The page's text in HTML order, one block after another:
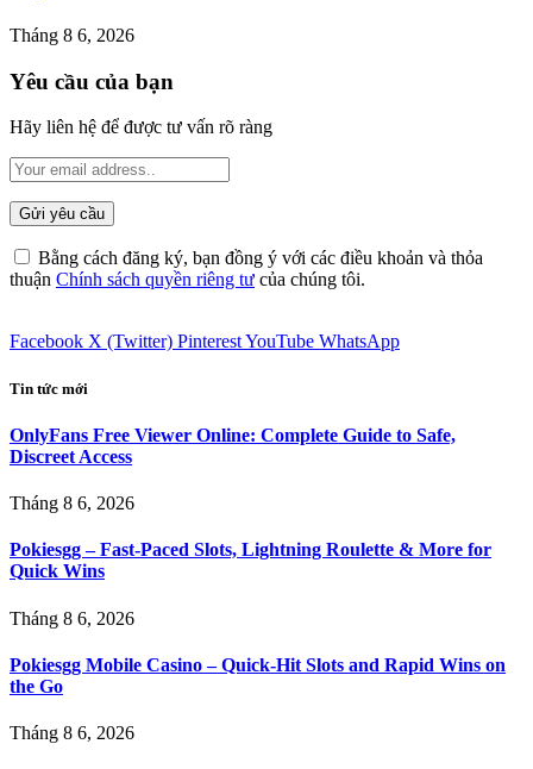
Tháng 8 6, 2026
Yêu cầu của bạn
Hãy liên hệ để được tư vấn rõ ràng
Bằng cách đăng ký, bạn đồng ý với các điều khoản và thỏa
thuận Chính sách quyền riêng tư của chúng tôi.
Facebook X (Twitter) PinterestYouTube WhatsApp
Tin tức mới
OnlyFans Free Viewer Online: Complete Guide to Safe,
Discreet Access
Tháng 8 6, 2026
Pokiesgg – Fast‑Paced Slots, Lightning Roulette & More for
Quick Wins
Tháng 8 6, 2026
Pokiesgg Mobile Casino – Quick‑Hit Slots and Rapid Wins on
the Go
Tháng 8 6, 2026